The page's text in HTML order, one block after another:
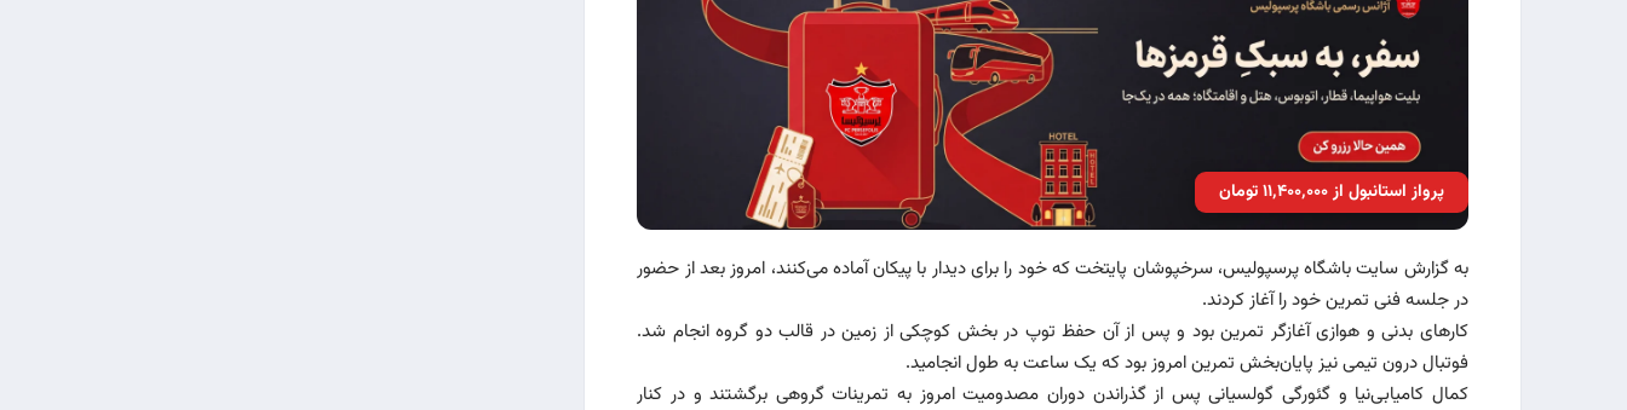
پرواز استانبول از ۱۱٬۴۰۰٬۰۰۰ تومان
به گزارش سایت باشگاه پرسپولیس، سرخپوشان پایتخت که خود را برای دیدار با پیکان آماده می‌کنند، امروز بعد از حضور
در جلسه فنی تمرین خود را آغاز کردند.
کارهای بدنی و هوازی آغازگر تمرین بود و پس از آن حفظ توپ در بخش کوچکی از زمین در قالب دو گروه انجام شد.
فوتبال درون تیمی نیز پایان‌بخش تمرین امروز بود که یک ساعت به طول انجامید‌.
کمال کامیابی‌نیا و گئورگی گولسیانی پس از گذراندن دوران مصدومیت امروز به تمرینات گروهی برگشتند و در کنار